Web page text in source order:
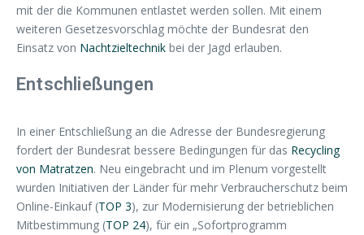
mit der die Kommunen entlastet werden sollen. Mit einem
weiteren Gesetzesvorschlag möchte der Bundesrat den
Einsatz von Nachtzieltechnik bei der Jagd erlauben.
Entschließungen
In einer Entschließung an die Adresse der Bundesregierung
fordert der Bundesrat bessere Bedingungen für das Recycling
von Matratzen. Neu eingebracht und im Plenum vorgestellt
wurden Initiativen der Länder für mehr Verbraucherschutz beim
Online-Einkauf (TOP 3), zur Modernisierung der betrieblichen
Mitbestimmung (TOP 24), für ein „Sofortprogramm